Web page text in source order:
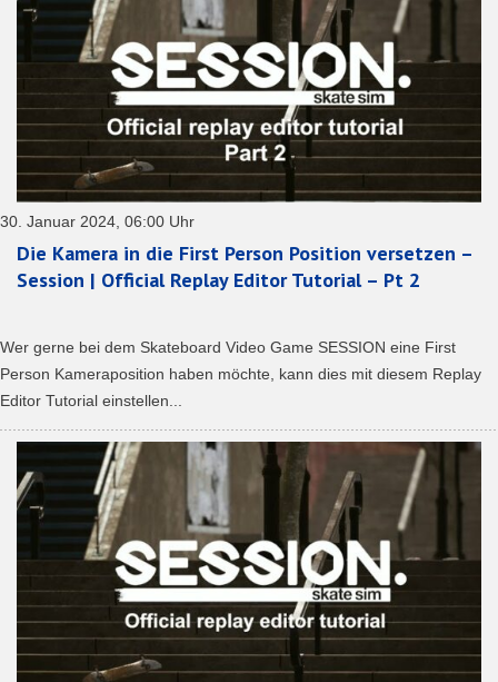
30. Januar 2024, 06:00 Uhr
Die Kamera in die First Person Position versetzen –
Session | Official Replay Editor Tutorial – Pt 2
Wer gerne bei dem Skateboard Video Game SESSION eine First
Person Kameraposition haben möchte, kann dies mit diesem Replay
Editor Tutorial einstellen...